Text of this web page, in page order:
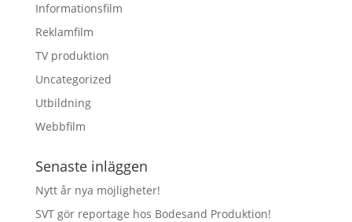
Informationsfilm
Reklamfilm
TV produktion
Uncategorized
Utbildning
Webbfilm
Senaste inläggen
Nytt år nya möjligheter!
SVT gör reportage hos Bodesand Produktion!